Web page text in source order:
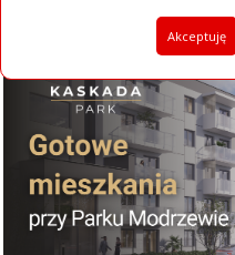
Akceptuję